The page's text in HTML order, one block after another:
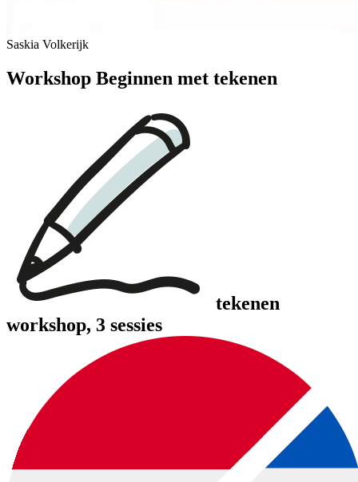
Saskia Volkerijk
Workshop Beginnen met tekenen
tekenen
workshop, 3 sessies